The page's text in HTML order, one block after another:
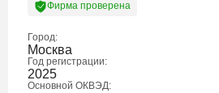
Фирма проверена
Город:
Москва
Год регистрации:
2025
Основной ОКВЭД: